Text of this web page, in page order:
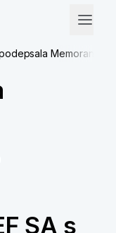
SA s